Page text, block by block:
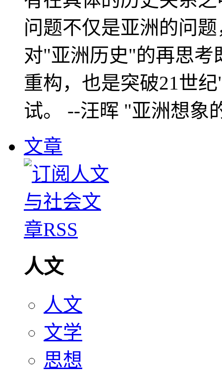
问题不仅是亚洲的问
对"亚洲历史"的再思考
重构，也是突破21世
试。 --汪晖 "亚洲想象
文章
人文
人文
文学
思想